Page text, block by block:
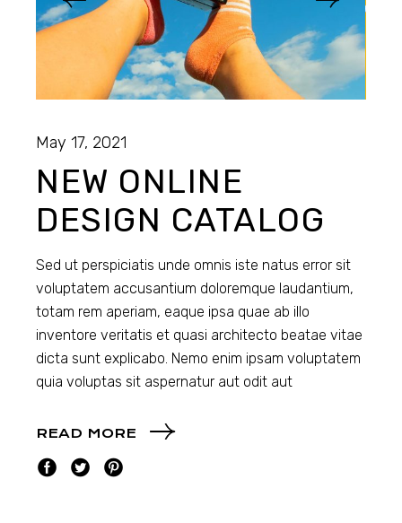
May 17, 2021
NEW ONLINE
DESIGN CATALOG
Sed ut perspiciatis unde omnis iste natus error sit
voluptatem accusantium doloremque laudantium,
totam rem aperiam, eaque ipsa quae ab illo
inventore veritatis et quasi architecto beatae vitae
dicta sunt explicabo. Nemo enim ipsam voluptatem
quia voluptas sit aspernatur aut odit aut
READ MORE